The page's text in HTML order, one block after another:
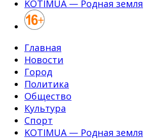
KOTIMUA — Родная земля
Главная
Новости
Город
Политика
Общество
Культура
Спорт
KOTIMUA — Родная земля